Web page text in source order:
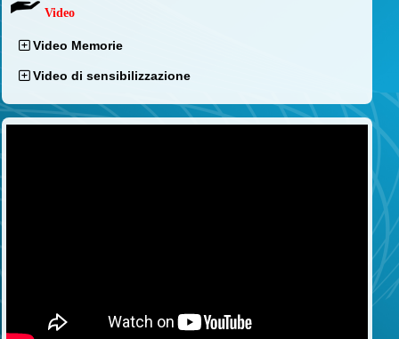
Video
Video Memorie
Video di sensibilizzazione